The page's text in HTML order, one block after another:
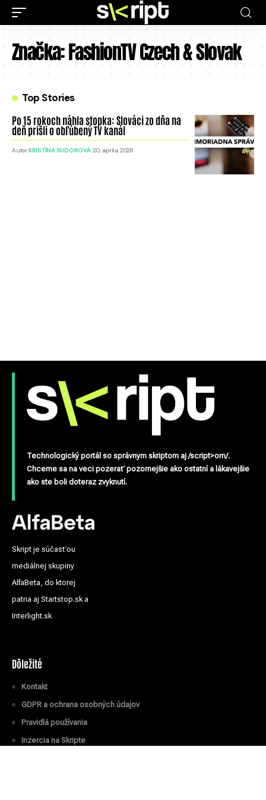
Značka:FashionTV Czech & Slovak
Top Stories
Po 15 rokoch náhla stopka: Slováci zo dňa na
deň prišli o obľúbený TV kanál
Autor:KRISTÍNA SUDOROVÁ 20. apríla 2026
Technologický portál so správnym skriptom aj /script>om/.
Chceme sa na veci pozerať pozornejšie ako ostatní a lákavejšie
ako ste boli doteraz zvyknutí.
Skript je súčasťou
mediálnej skupiny
AlfaBeta, do ktorej
patria aj Startstop.sk a
Interlight.sk
Dôležité
Kontakt
GDPR a ochrana osobných údajov
Pravidlá používania
Inzercia na Skripte